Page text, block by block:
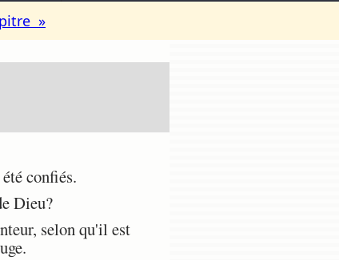
»
confiés.
Dieu?
selon qu'il est